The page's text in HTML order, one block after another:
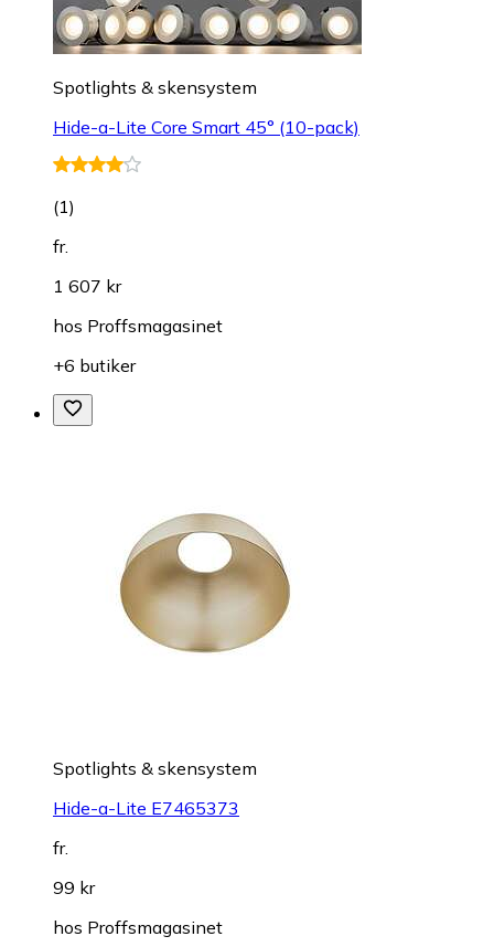
Spotlights & skensystem
Hide-a-Lite Core Smart 45° (10-pack)
(1)
fr.
1 607 kr
hos Proffsmagasinet
+6 butiker
Spotlights & skensystem
Hide-a-Lite E7465373
fr.
99 kr
hos Proffsmagasinet